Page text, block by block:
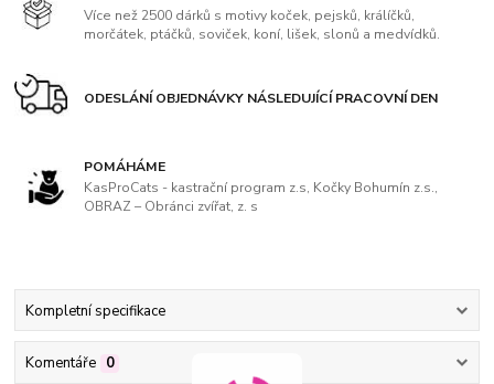
Více než 2500 dárků s motivy koček, pejsků, králíčků,
morčátek, ptáčků, soviček, koní, lišek, slonů a medvídků.
ODESLÁNÍ OBJEDNÁVKY NÁSLEDUJÍCÍ PRACOVNÍ DEN
POMÁHÁME
KasProCats - kastrační program z.s, Kočky Bohumín z.s.,
OBRAZ – Obránci zvířat, z. s
Kompletní specifikace
Komentáře 0